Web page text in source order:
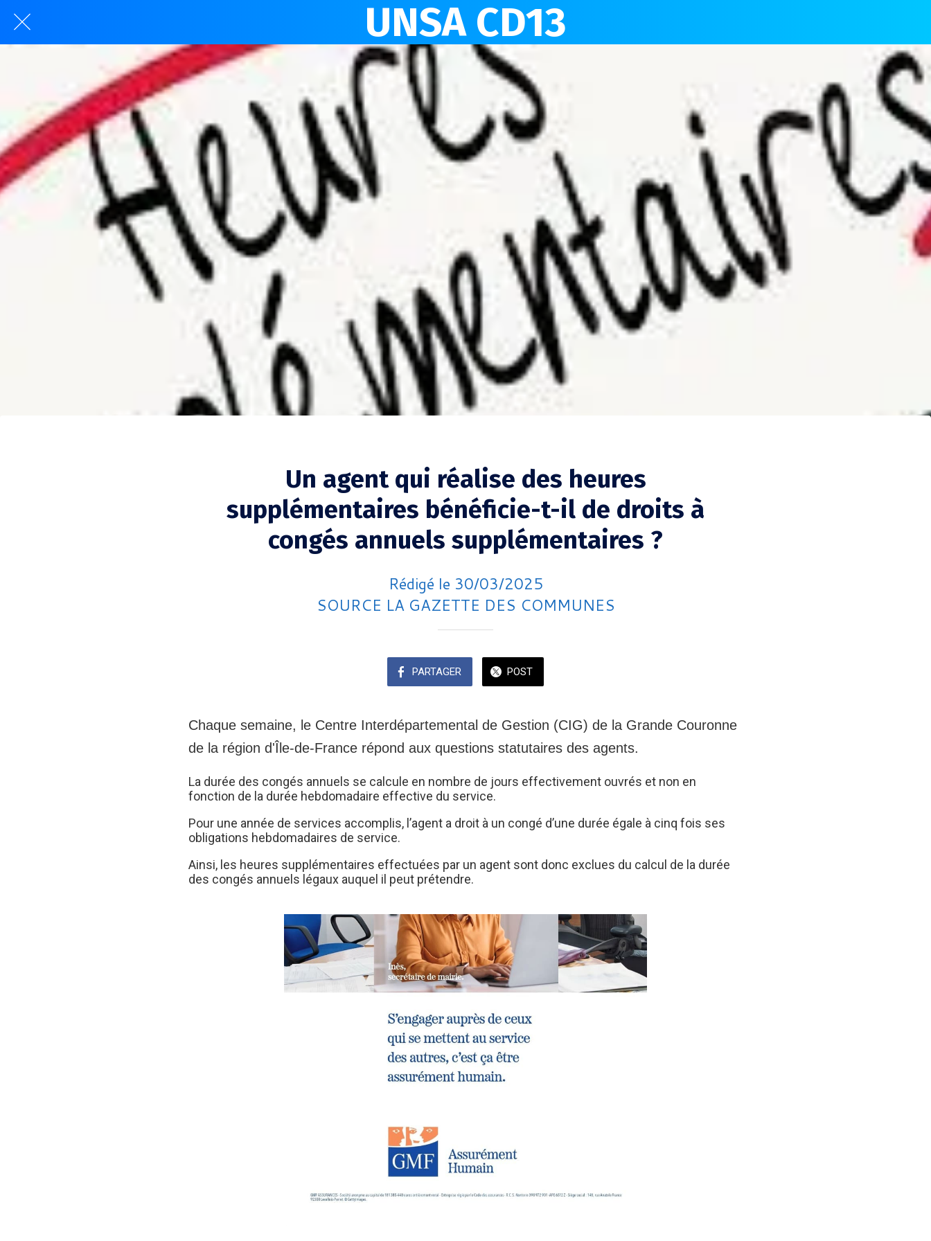
UNSA CD13
Un agent qui réalise des heures
supplémentaires bénéficie-t-il de droits à
congés annuels supplémentaires ?
Rédigé le 30/03/2025
SOURCE LA GAZETTE DES COMMUNES
PARTAGER POST
Chaque semaine, le Centre Interdépartemental de Gestion (CIG) de la Grande Couronne
de la région d'Île-de-France répond aux questions statutaires des agents.
La durée des congés annuels se calcule en nombre de jours effectivement ouvrés et non en
fonction de la durée hebdomadaire effective du service.
Pour une année de services accomplis, l’agent a droit à un congé d’une durée égale à cinq fois ses
obligations hebdomadaires de service.
Ainsi, les heures supplémentaires effectuées par un agent sont donc exclues du calcul de la durée
des congés annuels légaux auquel il peut prétendre.